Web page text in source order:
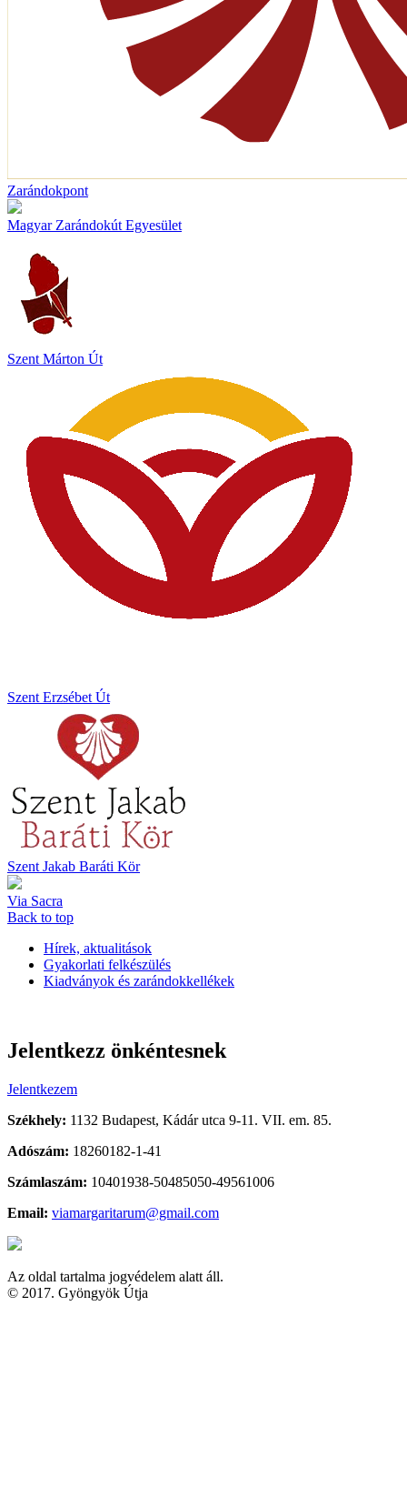
Zarándokpont
Magyar Zarándokút Egyesület
Szent Márton Út
Szent Erzsébet Út
Szent Jakab Baráti Kör
Via Sacra
Back to top
Hírek, aktualitások
Gyakorlati felkészülés
Kiadványok és zarándokkellékek
Jelentkezz önkéntesnek
Jelentkezem
Székhely: 1132 Budapest, Kádár utca 9-11. VII. em. 85.
Adószám: 18260182-1-41
Számlaszám: 10401938-50485050-49561006
Email: viamargaritarum@gmail.com
Az oldal tartalma jogvédelem alatt áll.
© 2017. Gyöngyök Útja